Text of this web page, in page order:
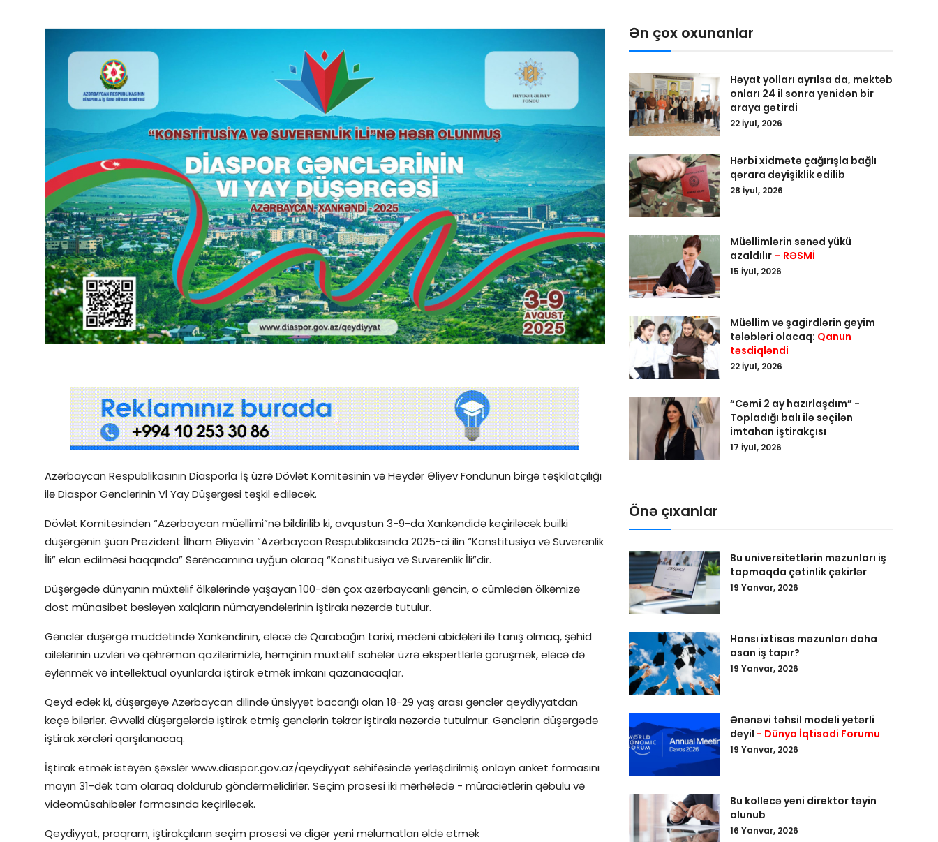
Elm və innovasiya
Reportaj
Pedaqogika
Regionlar
Qəzetin PDF arxivi
İctimai şura
Dünya
Azərbaycan Respublikasının Diasporla İş üzrə Dövlət Komitəsinin və Heydər Əliyev Fondunun birgə təşkilatçılığı
ilə Diaspor Gənclərinin Vl Yay Düşərgəsi təşkil ediləcək.
Dövlət Komitəsindən “Azərbaycan müəllimi”nə bildirilib ki, avqustun 3-9-da Xankəndidə keçiriləcək builki
düşərgənin şüarı Prezident İlham Əliyevin “Azərbaycan Respublikasında 2025-ci ilin “Konstitusiya və Suverenlik
İli” elan edilməsi haqqında” Sərəncamına uyğun olaraq “Konstitusiya və Suverenlik İli”dir.
Düşərgədə dünyanın müxtəlif ölkələrində yaşayan 100-dən çox azərbaycanlı gəncin, o cümlədən ölkəmizə
dost münasibət bəsləyən xalqların nümayəndələrinin iştirakı nəzərdə tutulur.
Gənclər düşərgə müddətində Xankəndinin, eləcə də Qarabağın tarixi, mədəni abidələri ilə tanış olmaq, şəhid
ailələrinin üzvləri və qəhrəman qazilərimizlə, həmçinin müxtəlif sahələr üzrə ekspertlərlə görüşmək, eləcə də
əylənmək və intellektual oyunlarda iştirak etmək imkanı qazanacaqlar.
Qeyd edək ki, düşərgəyə Azərbaycan dilində ünsiyyət bacarığı olan 18-29 yaş arası gənclər qeydiyyatdan
keçə bilərlər. Əvvəlki düşərgələrdə iştirak etmiş gənclərin təkrar iştirakı nəzərdə tutulmur. Gənclərin düşərgədə
iştirak xərcləri qarşılanacaq.
İştirak etmək istəyən şəxslər www.diaspor.gov.az/qeydiyyat səhifəsində yerləşdirilmiş onlayn anket formasını
mayın 31-dək tam olaraq doldurub göndərməlidirlər. Seçim prosesi iki mərhələdə - müraciətlərin qəbulu və
videomüsahibələr formasında keçiriləcək.
Qeydiyyat, proqram, iştirakçıların seçim prosesi və digər yeni məlumatları əldə etmək
Ən çox oxunanlar
Həyat yolları ayrılsa da, məktəb
onları 24 il sonra yenidən bir
araya gətirdi
22 İyul, 2026
Hərbi xidmətə çağırışla bağlı
qərara dəyişiklik edilib
28 İyul, 2026
Müəllimlərin sənəd yükü
azaldılır – RƏSMİ
15 İyul, 2026
Müəllim və şagirdlərin geyim
tələbləri olacaq: Qanun
təsdiqləndi
22 İyul, 2026
“Cəmi 2 ay hazırlaşdım” -
Topladığı balı ilə seçilən
imtahan iştirakçısı
17 İyul, 2026
Önə çıxanlar
Bu universitetlərin məzunları iş
tapmaqda çətinlik çəkirlər
19 Yanvar, 2026
Hansı ixtisas məzunları daha
asan iş tapır?
19 Yanvar, 2026
Ənənəvi təhsil modeli yetərli
deyil - Dünya İqtisadi Forumu
19 Yanvar, 2026
Bu kollecə yeni direktor təyin
olunub
16 Yanvar, 2026